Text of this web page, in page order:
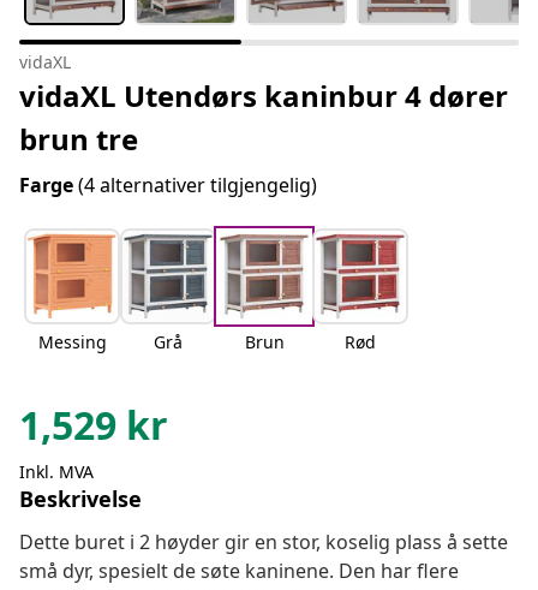
vidaXL
vidaXL Utendørs kaninbur 4 dører
brun tre
Farge(4 alternativer tilgjengelig)
Messing Grå Brun Rød
1,529 kr
Inkl. MVA
Beskrivelse
Dette buret i 2 høyder gir en stor, koselig plass å sette
små dyr, spesielt de søte kaninene. Den har flere